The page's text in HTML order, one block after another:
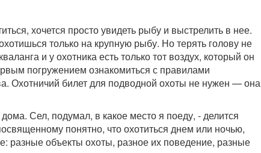
хочется просто увидеть рыбу и выстрелить в нее.
только на крупную рыбу. Но терять голову не
и у охотника есть только тот воздух, который он
погружением ознакомиться с правилами
Охотничий билет для подводной охоты не нужен — она
Сел, подумал, в какое место я поеду, - делится
понятно, что охотиться днем или ночью,
разные объекты охоты, разное их поведение, разные